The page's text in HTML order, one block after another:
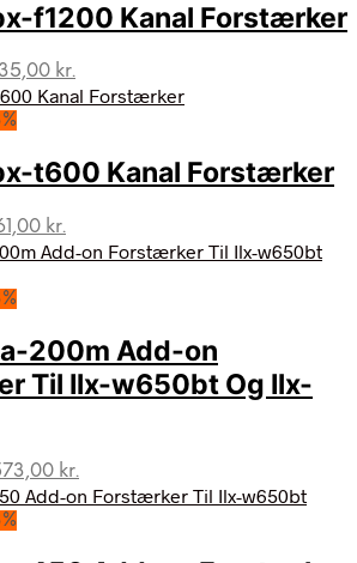
f1200 Kanal Forstærker
kr..
kr.
aktuelle
1.135,00 kr..
t600 Kanal Forstærker
kr.
aktuelle
200m Add-on
Til Ilx-w650bt Og Ilx-
kr.
aktuelle